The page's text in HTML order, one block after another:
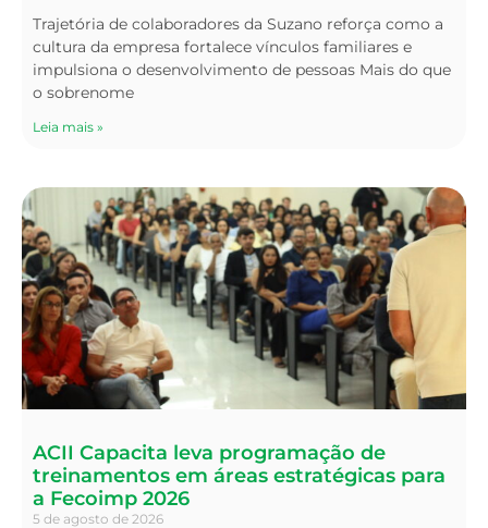
Trajetória de colaboradores da Suzano reforça como a
cultura da empresa fortalece vínculos familiares e
impulsiona o desenvolvimento de pessoas Mais do que
o sobrenome
Leia mais »
ACII Capacita leva programação de
treinamentos em áreas estratégicas para
a Fecoimp 2026
5 de agosto de 2026